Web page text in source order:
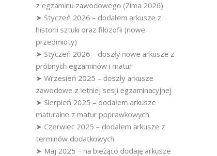
z egzaminu zawodowego (Zima 2026)
➤ Styczeń 2026 – dodałem arkusze z
historii sztuki oraz filozofii (nowe
przedmioty)
➤ Styczeń 2026 – doszły nowe arkusze z
próbnych egzaminów i matur
➤ Wrzesień 2025 – doszły arkusze
zawodowe z letniej sesji egzaminacyjnej
➤ Sierpień 2025 – dodałem arkusze
maturalne z matur poprawkowych
➤ Czerwiec 2025 – dodałem arkusze z
terminów dodatkowych
➤ Maj 2025 – na bieżąco dodaję arkusze